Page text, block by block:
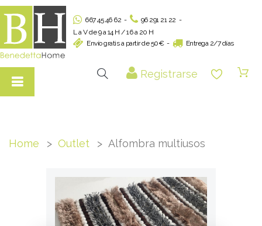
667 45 46 62 - 96 291 21 22 -
L a V de 9 a 14 H / 16 a 20 H
Envío gratis a partir de 50€ - Entrega 2/7 días
Registrarse
Home Outlet Alfombra multiusos